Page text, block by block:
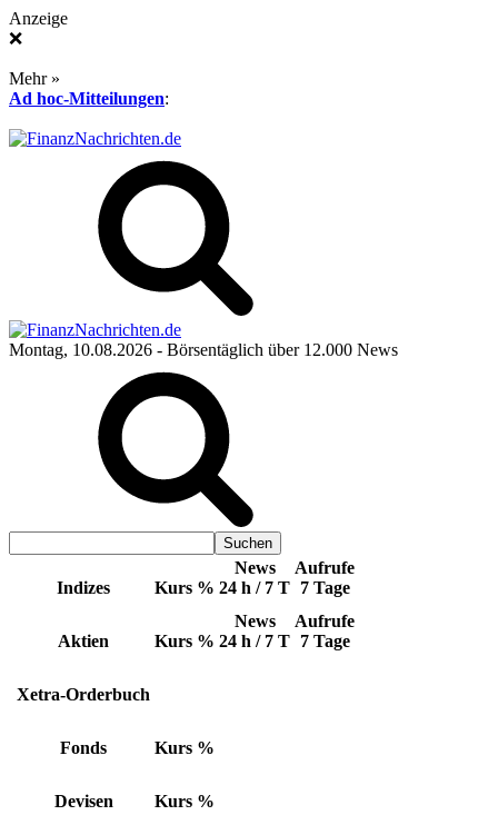
Anzeige
❌
Mehr »
Ad hoc-Mitteilungen:
Montag, 10.08.2026 - Börsentäglich über 12.000 News
Indizes Kurs %
News
24 h / 7 T
Aufrufe
7 Tage
Aktien Kurs %
News
24 h / 7 T
Aufrufe
7 Tage
Xetra-Orderbuch
Fonds Kurs %
Devisen Kurs %